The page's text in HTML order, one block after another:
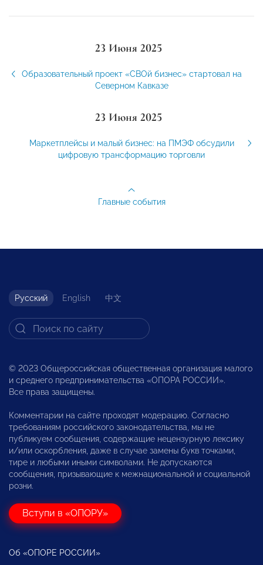
23 Июня 2025
Образовательный проект «СВОй бизнес» стартовал на
Северном Кавказе
23 Июня 2025
Маркетплейсы и малый бизнес: на ПМЭФ обсудили
цифровую трансформацию торговли
Главные события
Русский English 中文
© 2023 Общероссийская общественная организация малого
и среднего предпринимательства «ОПОРА РОССИИ».
Все права защищены.
Комментарии на сайте проходят модерацию. Согласно
требованиям российского законодательства, мы не
публикуем сообщения, содержащие нецензурную лексику
и/или оскорбления, даже в случае замены букв точками,
тире и любыми иными символами. Не допускаются
сообщения, призывающие к межнациональной и социальной
розни.
Вступи в «ОПОРУ»
Об «ОПОРЕ РОССИИ»